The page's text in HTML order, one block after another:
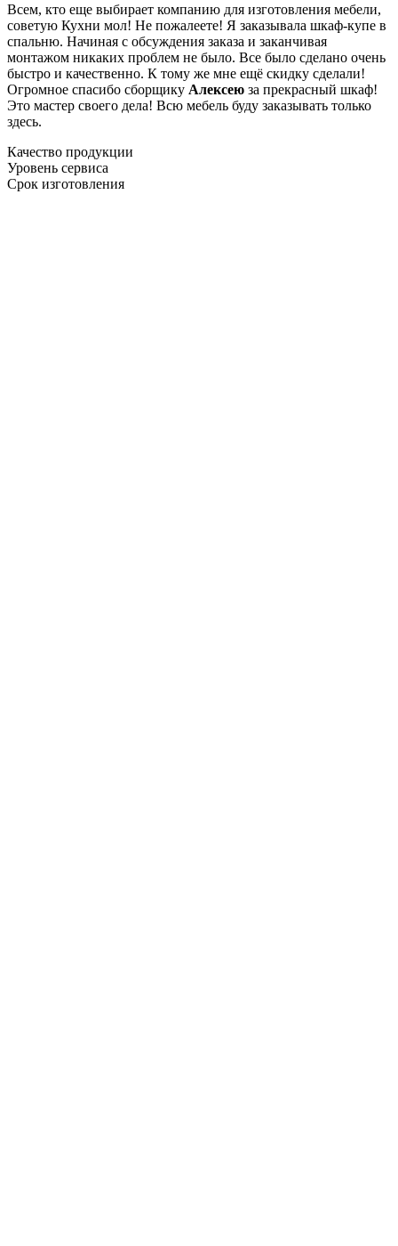
Всем, кто еще выбирает компанию для изготовления мебели,
советую Кухни мол! Не пожалеете! Я заказывала шкаф-купе в
спальню. Начиная с обсуждения заказа и заканчивая
монтажом никаких проблем не было. Все было сделано очень
быстро и качественно. К тому же мне ещё скидку сделали!
Огромное спасибо сборщику Алексею за прекрасный шкаф!
Это мастер своего дела! Всю мебель буду заказывать только
здесь.
Качество продукции
Уровень сервиса
Срок изготовления